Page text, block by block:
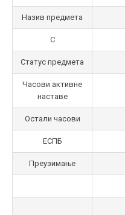
Назив предмета
С
Статус предмета
Часови активне
наставе
Остали часови
ЕСПБ
Преузимање